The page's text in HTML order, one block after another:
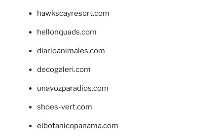
hawkscayresort.com
hellonquads.com
diarioanimales.com
decogaleri.com
unavozparadios.com
shoes-vert.com
elbotanicopanama.com